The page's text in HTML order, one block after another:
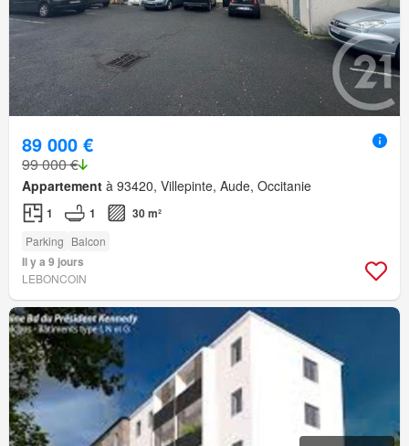
89 000 €
99 000 €
Appartement à 93420, Villepinte, Aude, Occitanie
1 1 30 m²
Parking Balcon
Il y a 9 jours
LEBONCOIN